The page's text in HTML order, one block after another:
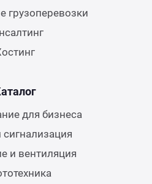
грузоперевозки
для бизнеса
сигнализация
и вентиляция